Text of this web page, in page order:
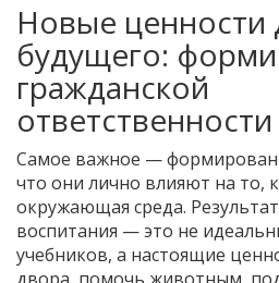
Новые ценности
будущего:
гражданской
ответственности
Самое важное —
что они лично влияют на то,
окружающая среда.
воспитания — это не
учебников, а настоящие